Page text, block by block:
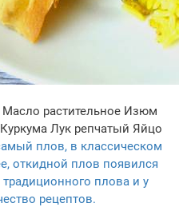
Масло растительное Изюм
Куркума Лук репчатый Яйцо
плов, в классическом
откидной плов появился
плова и у
рецептов.